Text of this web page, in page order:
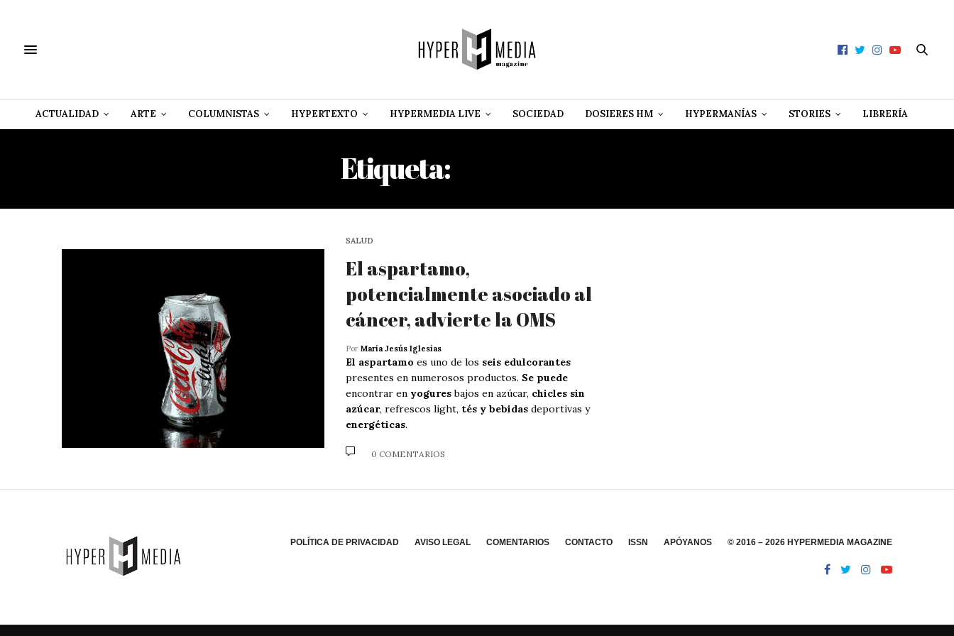
ACTUALIDAD ARTE COLUMNISTAS HYPERTEXTO HYPERMEDIA LIVE SOCIEDAD DOSIERES HM HYPERMANÍAS STORIES LIBRERÍA
Etiqueta:
SALUD
El aspartamo,
potencialmente asociado al
cáncer, advierte la OMS
Por María Jesús Iglesias
El aspartamo es uno de los seis edulcorantes
presentes en numerosos productos. Se puede
encontrar en yoguresbajos en azúcar, chicles sin
azúcar, refrescos light, tés y bebidas deportivas y
energéticas.
0 COMENTARIOS
POLÍTICA DE PRIVACIDAD AVISO LEGAL COMENTARIOS CONTACTO ISSN APÓYANOS © 2016 – 2026 HYPERMEDIA MAGAZINE